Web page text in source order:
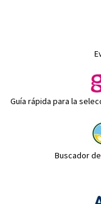
Guía rápida para la
Buscador